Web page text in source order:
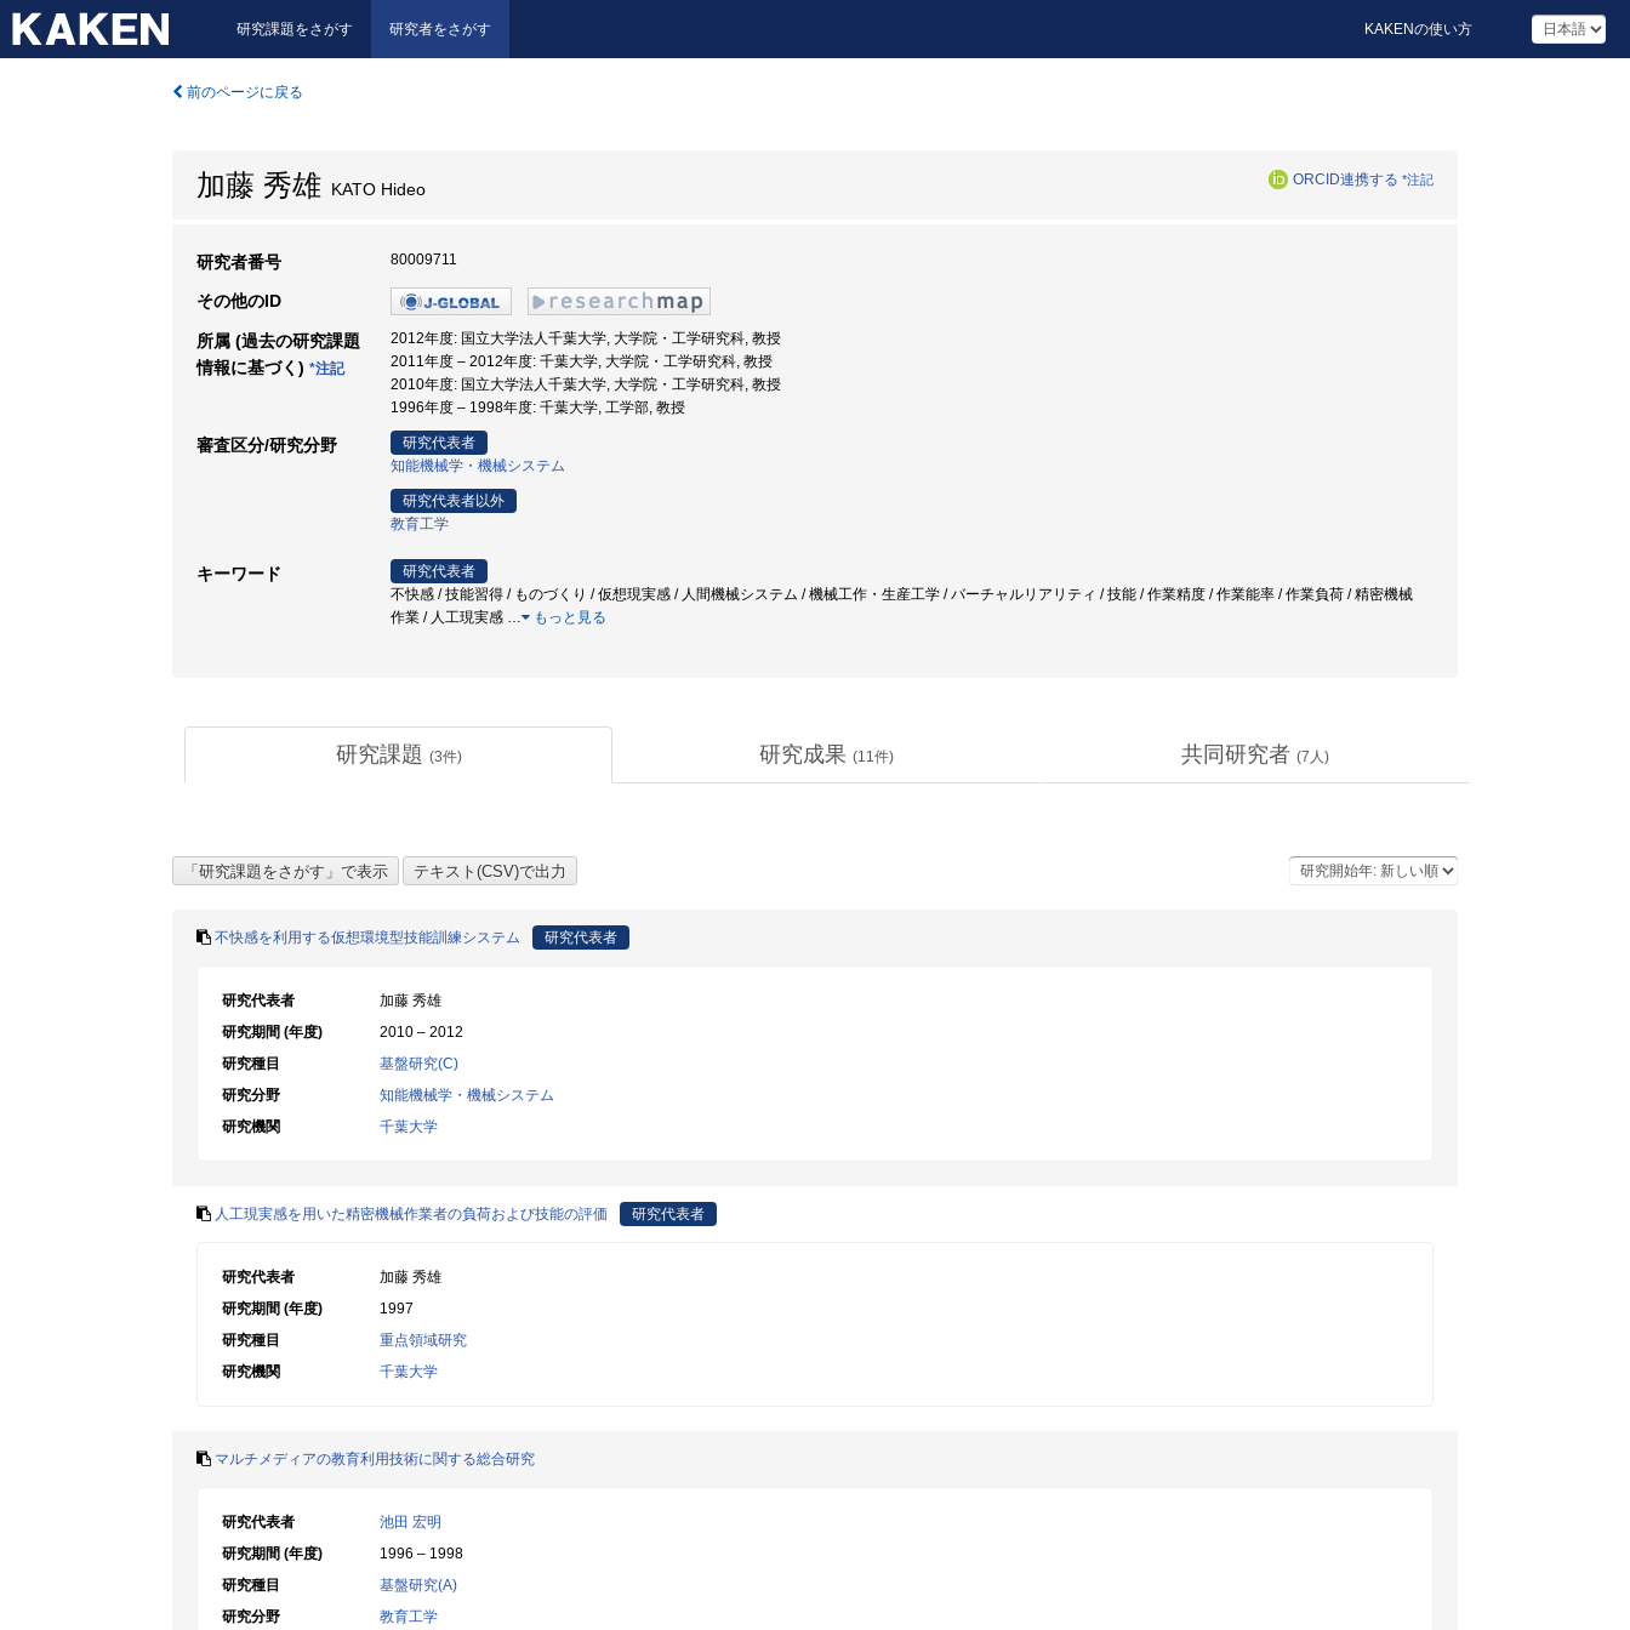
研究課題をさがす 研究者をさがす KAKENの使い方
前のページに戻る
加藤 秀雄 KATO Hideo ORCID連携する *注記
研究者番号 80009711
その他のID
所属 (過去の研究課題
情報に基づく) *注記
2012年度: 国立大学法人千葉大学, 大学院・工学研究科, 教授
2011年度 – 2012年度: 千葉大学, 大学院・工学研究科, 教授
2010年度: 国立大学法人千葉大学, 大学院・工学研究科, 教授
1996年度 – 1998年度: 千葉大学, 工学部, 教授
審査区分/研究分野
研究代表者
知能機械学・機械システム
研究代表者以外
教育工学
キーワード
研究代表者
不快感 / 技能習得 / ものづくり / 仮想現実感 / 人間機械システム / 機械工作・生産工学 / バーチャルリアリティ / 技能 / 作業精度 / 作業能率 / 作業負荷 / 精密機械
作業 / 人工現実感 … もっと見る
研究課題 (3件) 研究成果 (11件) 共同研究者 (7 人)
不快感を利用する仮想環境型技能訓練システム 研究代表者
研究代表者
加藤 秀雄
研究期間 (年度)
2010 – 2012
研究種目
基盤研究(C)
研究分野
知能機械学・機械システム
研究機関
千葉大学
人工現実感を用いた精密機械作業者の負荷および技能の評価 研究代表者
研究代表者
加藤 秀雄
研究期間 (年度)
1997
研究種目
重点領域研究
研究機関
千葉大学
マルチメディアの教育利用技術に関する総合研究
研究代表者
池田 宏明
研究期間 (年度)
1996 – 1998
研究種目
基盤研究(A)
研究分野
教育工学